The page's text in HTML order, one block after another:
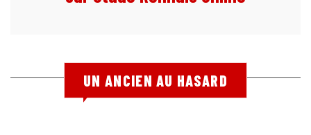
UN ANCIEN AU HASARD